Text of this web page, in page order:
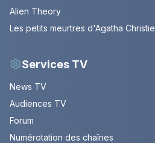
Alien Theory
Les petits meurtres d'Agatha Christie
Services TV
News TV
Audiences TV
Forum
Numérotation des chaînes